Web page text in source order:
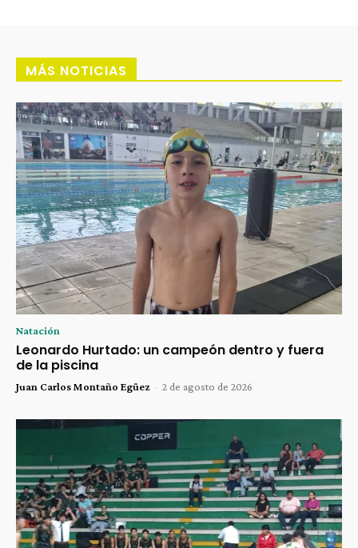
MÁS NOTICIAS
Natación
Leonardo Hurtado: un campeón dentro y fuera
de la piscina
Juan Carlos Montaño Egüez - 2 de agosto de 2026